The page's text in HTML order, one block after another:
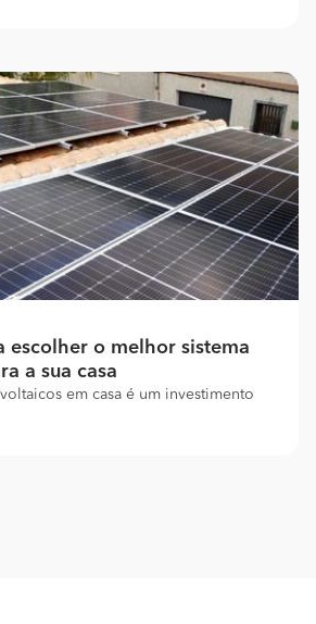
escolher o melhor sistema
a sua casa
em casa é um investimento